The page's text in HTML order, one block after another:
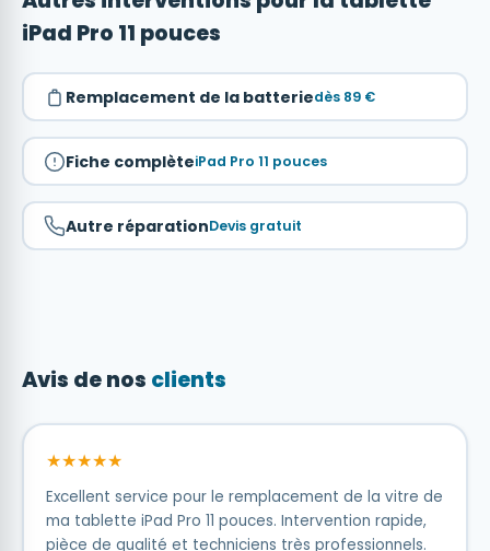
iPad Pro 11 pouces
Remplacement de la batteriedès 89 €
Fiche complèteiPad Pro 11 pouces
Autre réparationDevis gratuit
Avis de nos clients
★★★★★
Excellent service pour le remplacement de la vitre de
ma tablette iPad Pro 11 pouces. Intervention rapide,
pièce de qualité et techniciens très professionnels.